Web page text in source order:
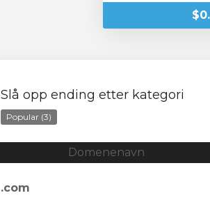
Slå opp ending etter kategori
Popular (3)
Domenenavn
.com